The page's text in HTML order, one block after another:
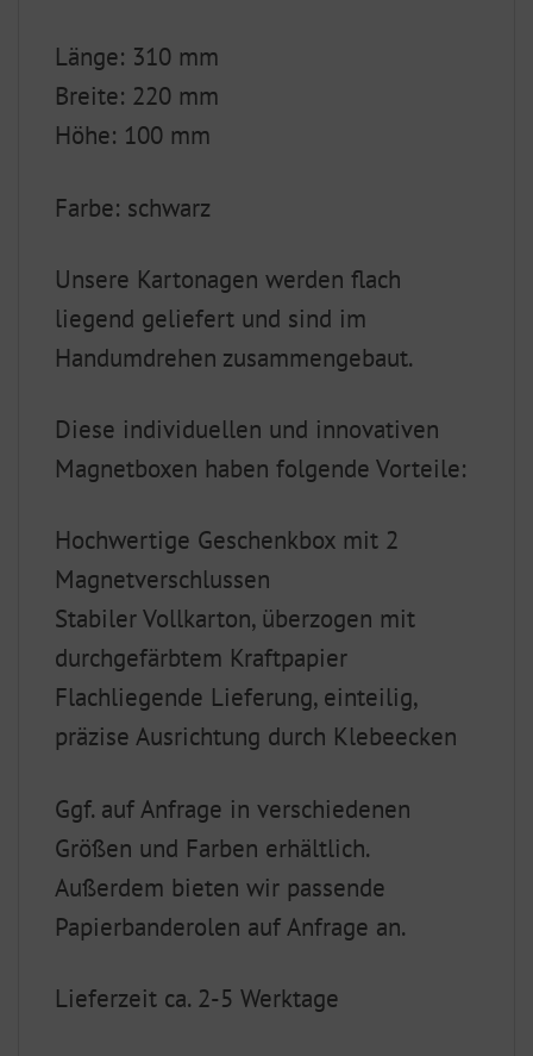
Länge: 310 mm
Breite: 220 mm
Höhe: 100 mm
Farbe: schwarz
Unsere Kartonagen werden flach
liegend geliefert und sind im
Handumdrehen zusammengebaut.
Diese individuellen und innovativen
Magnetboxen haben folgende Vorteile:
Hochwertige Geschenkbox mit 2
Magnetverschlussen
Stabiler Vollkarton, überzogen mit
durchgefärbtem Kraftpapier
Flachliegende Lieferung, einteilig,
präzise Ausrichtung durch Klebeecken
Ggf. auf Anfrage in verschiedenen
Größen und Farben erhältlich.
Außerdem bieten wir passende
Papierbanderolen auf Anfrage an.
Lieferzeit ca. 2-5 Werktage